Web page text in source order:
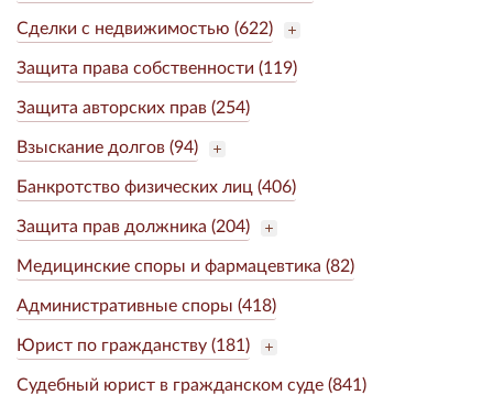
Сделки с недвижимостью (622)
Защита права собственности (119)
Защита авторских прав (254)
Взыскание долгов (94)
Банкротство физических лиц (406)
Защита прав должника (204)
Медицинские споры и фармацевтика (82)
Административные споры (418)
Юрист по гражданству (181)
Судебный юрист в гражданском суде (841)